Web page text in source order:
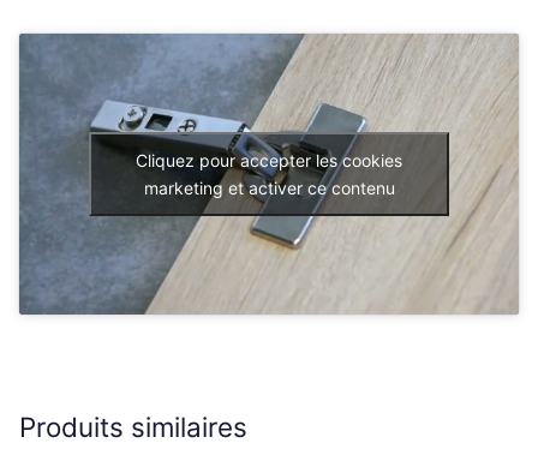
Cliquez pour accepter les cookies
marketing et activer ce contenu
Produits similaires